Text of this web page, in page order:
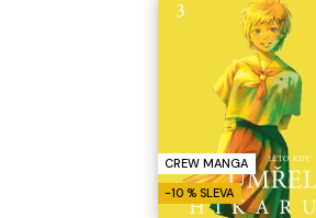
CREW MANGA
-10 % SLEVA